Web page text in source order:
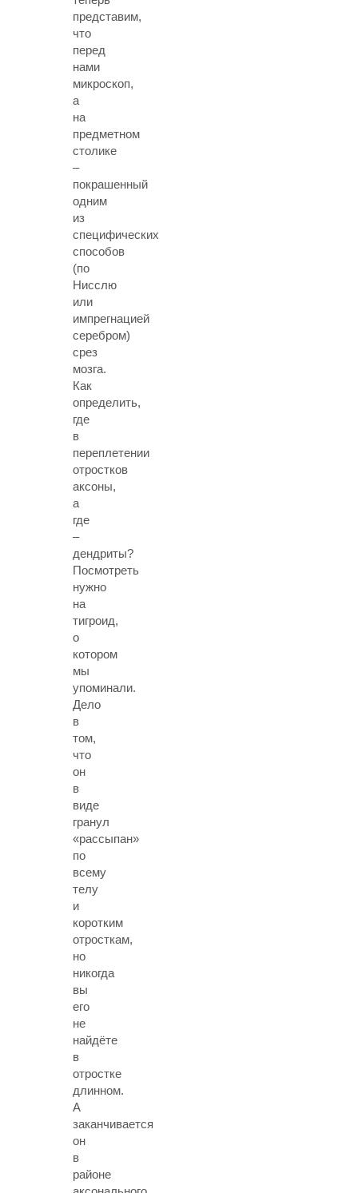
представим,
что
перед
нами
микроскоп,
а
на
предметном
столике
–
покрашенный
одним
из
специфических
способов
(по
Нисслю
или
импрегнацией
серебром)
срез
мозга.
Как
определить,
где
в
переплетении
отростков
аксоны,
а
где
–
дендриты?
Посмотреть
нужно
на
тигроид,
о
котором
мы
упоминали.
Дело
в
том,
что
он
в
виде
гранул
«рассыпан»
по
всему
телу
и
коротким
отросткам,
но
никогда
вы
его
не
найдёте
в
отростке
длинном.
А
заканчивается
он
в
районе